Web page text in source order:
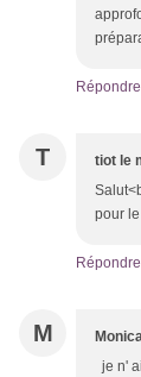
Répondre
T tiot le
pour
Répondre
M
je n'